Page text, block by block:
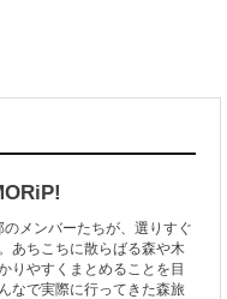
みたい天然の杉ですが、...
のが楽しみな森と木の旅、モリ
見てみたい、渡ってみた...
メンバーたちが、選りすぐ
あちこちに散らばる森や木
りやすくまとめることを目
なで実際に行ってきた森旅